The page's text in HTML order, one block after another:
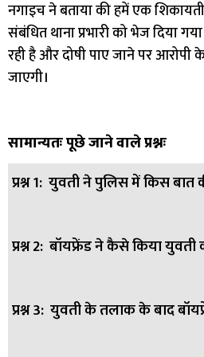
नगाइच ने बताया की हमें एक
संबंधित थाना प्रभारी को भेज दिया
रही है और दोषी पाए जाने पर आरोपी
जाएगी।
सामान्यतः पूछे जाने वाले प्रश्नः
प्रश्न 1: युवती ने पुलिस में किस बात
उत्तर: युवती ने आरोप लगाया है कि
था। अब वह किसी और लड़की से शादी
प्रश्न 2: बॉयफ्रेंड ने कैसे किया युवती
उत्तर: रिंकू ने युवती को धमकाया कि
प्रश्न 3: युवती के तलाक के बाद